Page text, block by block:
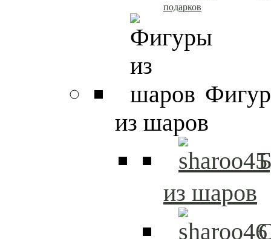
подарков
из шаров
из шаров